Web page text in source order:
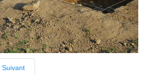
Suivant